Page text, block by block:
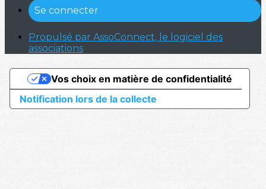
Se connecter
Propulsé par AssoConnect, le logiciel des
associations
Notification lors de la collecte
Vos choix en matière de confidentialité